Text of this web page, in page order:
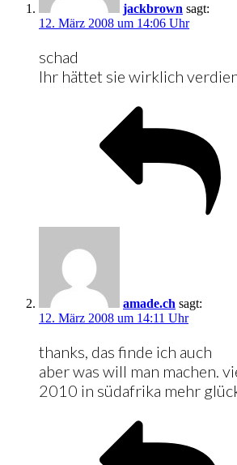
jackbrown sagt:
12. März 2008 um 14:06 Uhr
schad
Ihr hättet sie wirklich
amade.ch sagt:
12. März 2008 um 14:11 Uhr
thanks, das finde ich auch
aber was will man machen.
2010 in südafrika mehr